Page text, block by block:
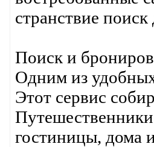
странствие
Поиск и
Одним из
Этот сервис
гостиницы, дома